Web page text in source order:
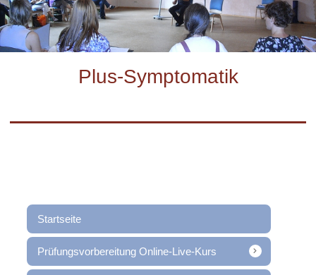
Plus-Symptomatik
Startseite
Prüfungsvorbereitung Online-Live-Kurs